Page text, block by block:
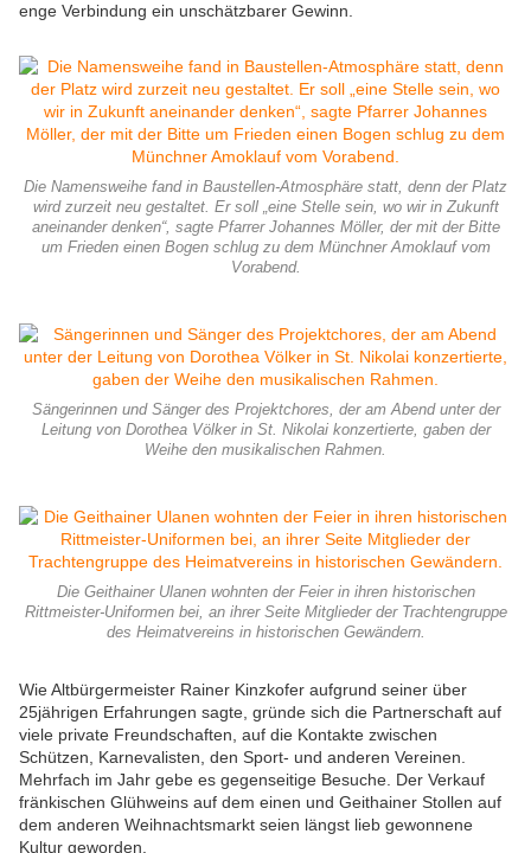
enge Verbindung ein unschätzbarer Gewinn.
Die Namensweihe fand in Baustellen-Atmosphäre statt, denn der Platz
wird zurzeit neu gestaltet. Er soll „eine Stelle sein, wo wir in Zukunft
aneinander denken“, sagte Pfarrer Johannes Möller, der mit der Bitte
um Frieden einen Bogen schlug zu dem Münchner Amoklauf vom
Vorabend.
Sängerinnen und Sänger des Projektchores, der am Abend unter der
Leitung von Dorothea Völker in St. Nikolai konzertierte, gaben der
Weihe den musikalischen Rahmen.
Die Geithainer Ulanen wohnten der Feier in ihren historischen
Rittmeister-Uniformen bei, an ihrer Seite Mitglieder der Trachtengruppe
des Heimatvereins in historischen Gewändern.
Wie Altbürgermeister Rainer Kinzkofer aufgrund seiner über
25jährigen Erfahrungen sagte, gründe sich die Partnerschaft auf
viele private Freundschaften, auf die Kontakte zwischen
Schützen, Karnevalisten, den Sport- und anderen Vereinen.
Mehrfach im Jahr gebe es gegenseitige Besuche. Der Verkauf
fränkischen Glühweins auf dem einen und Geithainer Stollen auf
dem anderen Weihnachtsmarkt seien längst lieb gewonnene
Kultur geworden.